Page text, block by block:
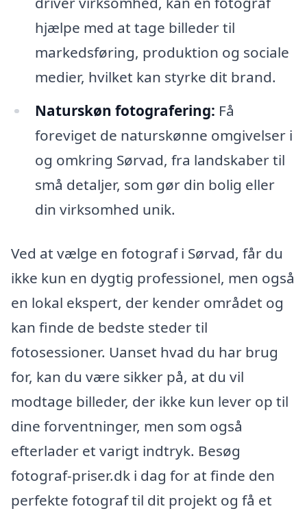
hjælpe med at tage billeder til
markedsføring, produktion og sociale
medier, hvilket kan styrke dit brand.
Naturskøn fotografering: Få
foreviget de naturskønne omgivelser i
og omkring Sørvad, fra landskaber til
små detaljer, som gør din bolig eller
din virksomhed unik.
Ved at vælge en fotograf i Sørvad, får du
ikke kun en dygtig professionel, men også
en lokal ekspert, der kender området og
kan finde de bedste steder til
fotosessioner. Uanset hvad du har brug
for, kan du være sikker på, at du vil
modtage billeder, der ikke kun lever op til
dine forventninger, men som også
efterlader et varigt indtryk. Besøg
fotograf-priser.dk i dag for at finde den
perfekte fotograf til dit projekt og få et